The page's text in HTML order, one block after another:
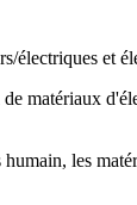
électriques et
matériaux
les